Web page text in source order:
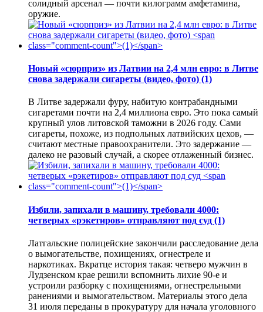
солидный арсенал — почти килограмм амфетамина,
оружие.
Новый «сюрприз» из Латвии на 2,4 млн евро: в Литве
снова задержали сигареты (видео, фото) (1)
В Литве задержали фуру, набитую контрабандными
сигаретами почти на 2,4 миллиона евро. Это пока самый
крупный улов литовской таможни в 2026 году. Сами
сигареты, похоже, из подпольных латвийских цехов, —
считают местные правоохранители. Это задержание —
далеко не разовый случай, а скорее отлаженный бизнес.
Избили, запихали в машину, требовали 4000:
четверых «рэкетиров» отправляют под суд (1)
Латгальские полицейские закончили расследование дела
о вымогательстве, похищениях, огнестреле и
наркотиках. Вкратце история такая: четверо мужчин в
Лудзенском крае решили вспомнить лихие 90-е и
устроили разборку с похищениями, огнестрельными
ранениями и вымогательством. Материалы этого дела
31 июля переданы в прокуратуру для начала уголовного